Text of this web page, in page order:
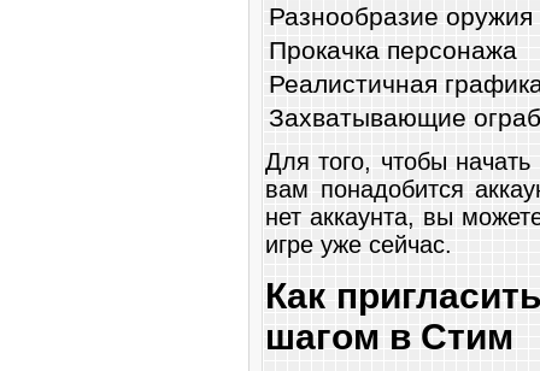
Разнообразие
Прокачка персонажа
Реалистичная
Захватывающие
Для того, чтобы начать
вам понадобится
нет аккаунта, вы
игре уже сейчас.
Как
шагом в Стим